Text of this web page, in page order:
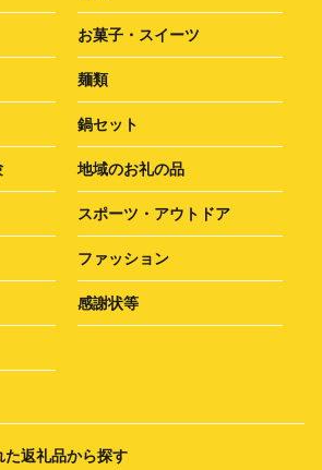
お菓子・スイーツ
麺類
鍋セット
地域のお礼の品
スポーツ・アウトドア
ファッション
感謝状等
た返礼品から探す